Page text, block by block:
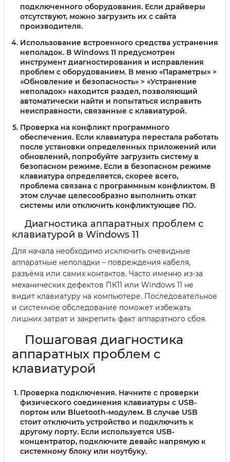
подключенного оборудования. Если драйверы
отсутствуют, можно загрузить их с сайта
производителя.
Использование встроенного средства устранения
неполадок. В Windows 11 предусмотрен
инструмент диагностирования и исправления
проблем с оборудованием. В меню «Параметры» >
«Обновление и безопасность» > «Устранение
неполадок» находится раздел, позволяющий
автоматически найти и попытаться исправить
неисправности, связанные с клавиатурой.
Проверка на конфликт программного
обеспечения. Если клавиатура перестала работать
после установки определенных приложений или
обновлений, попробуйте загрузить систему в
безопасном режиме. Если в безопасном режиме
клавиатура определяется, скорее всего,
проблема связана с программным конфликтом. В
этом случае целесообразно выполнить откат
системы или отключить конфликтующее ПО.
Диагностика аппаратных проблем с
клавиатурой в Windows 11
Для начала необходимо исключить очевидные
аппаратные неполадки – повреждения кабеля,
разъёма или самих контактов. Часто именно из-за
механических дефектов ПК11 или Windows 11 не
видит клавиатуру на компьютере. Последовательное
и системное обследование поможет избежать
лишних затрат и закрепить факт аппаратного сбоя.
Пошаговая диагностика
аппаратных проблем с
клавиатурой
Проверка подключения. Начните с проверки
физического соединения клавиатуры с USB-
портом или Bluetooth-модулем. В случае USB
стоит отключить устройство и подключить к
другому порту. Если используется USB-
концентратор, подключите девайс напрямую к
системному блоку или ноутбуку.